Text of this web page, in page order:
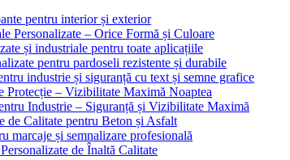
pentru interior și exterior
Personalizate – Orice Formă și Culoare
și industriale pentru toate aplicațiile
pentru pardoseli rezistente și durabile
industrie și siguranță cu text și semne grafice
Protecție – Vizibilitate Maximă Noaptea
Industrie – Siguranță și Vizibilitate Maximă
de Calitate pentru Beton și Asfalt
marcaje și semnalizare profesională
de Înaltă Calitate